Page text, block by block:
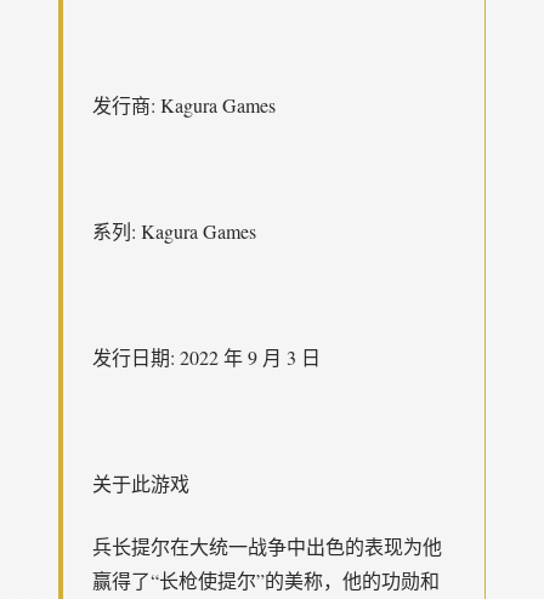
发行商: Kagura Games
系列: Kagura Games
发行日期: 2022 年 9 月 3 日
关于此游戏
兵长提尔在大统一战争中出色的表现为他
赢得了“长枪使提尔”的美称，他的功勋和